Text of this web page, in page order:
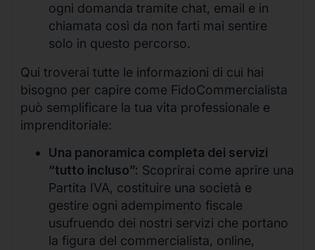
ogni domanda tramite chat, email e in
chiamata così da non farti mai sentire
solo in questo percorso.
Qui troverai tutte le informazioni di cui hai
bisogno per capire come FidoCommercialista
può semplificare la tua vita professionale e
imprenditoriale:
Una panoramica completa dei servizi
“tutto incluso”: Scoprirai come aprire una
Partita IVA, costituire una società e
gestire ogni adempimento fiscale
usufruendo dei nostri servizi che portano
la figura del commercialista, online,